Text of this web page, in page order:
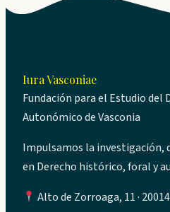
Iura Vasconiae
Fundación para el Estudio del
Autonómico de Vasconia
Impulsamos la investigación,
en Derecho histórico, foral y
Alto de Zorroaga, 11 ·